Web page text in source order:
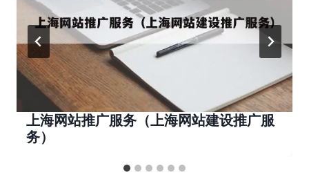
上海网站推广服务（上海网站建设推广服
务）